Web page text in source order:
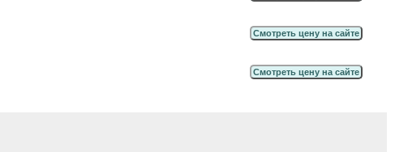
Смотреть цену на сайте
Смотреть цену на сайте